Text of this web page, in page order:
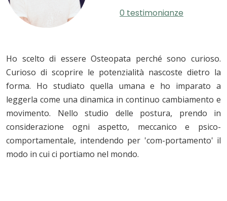
0 testimonianze
Ho scelto di essere Osteopata perché sono curioso.
Curioso di scoprire le potenzialità nascoste dietro la
forma. Ho studiato quella umana e ho imparato a
leggerla come una dinamica in continuo cambiamento e
movimento. Nello studio delle postura, prendo in
considerazione ogni aspetto, meccanico e psico-
comportamentale, intendendo per 'com-portamento' il
modo in cui ci portiamo nel mondo.